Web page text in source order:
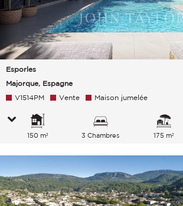
Esporles
Majorque, Espagne
V1514PM Vente Maison jumelée
150 m² 3 Chambres 175 m²